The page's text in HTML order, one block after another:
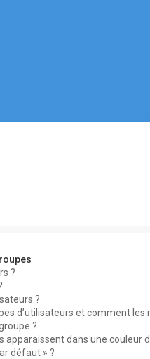
?
?
d’utilisateurs et comment les
?
apparaissent dans une couleur
défaut » ?